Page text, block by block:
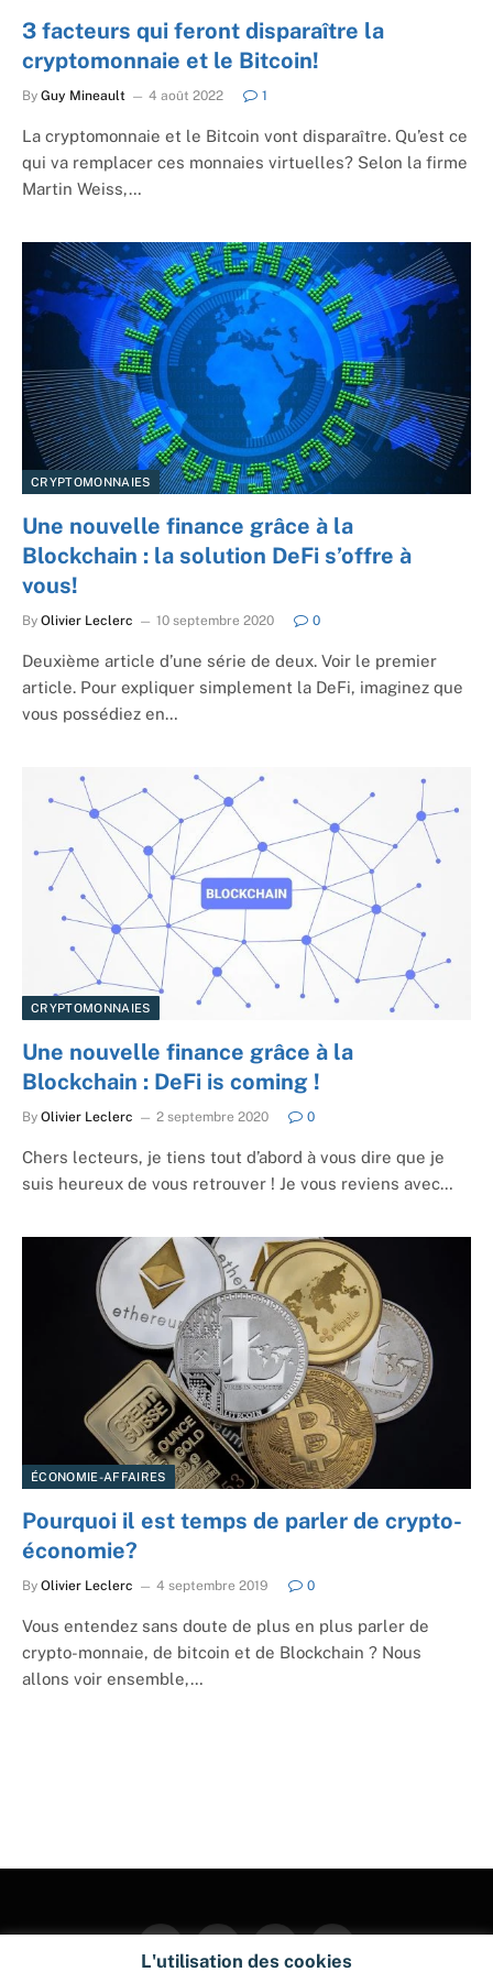
3 facteurs qui feront disparaître la
cryptomonnaie et le Bitcoin!
By Guy Mineault 4 août 2022 1
La cryptomonnaie et le Bitcoin vont disparaître. Qu’est ce
qui va remplacer ces monnaies virtuelles? Selon la firme
Martin Weiss,…
CRYPTOMONNAIES
Une nouvelle finance grâce à la
Blockchain : la solution DeFi s’offre à
vous!
By Olivier Leclerc 10 septembre 2020 0
Deuxième article d’une série de deux. Voir le premier
article. Pour expliquer simplement la DeFi, imaginez que
vous possédiez en…
CRYPTOMONNAIES
Une nouvelle finance grâce à la
Blockchain : DeFi is coming !
By Olivier Leclerc 2 septembre 2020 0
Chers lecteurs, je tiens tout d’abord à vous dire que je
suis heureux de vous retrouver ! Je vous reviens avec…
ÉCONOMIE-AFFAIRES
Pourquoi il est temps de parler de crypto-
économie?
By Olivier Leclerc 4 septembre 2019 0
Vous entendez sans doute de plus en plus parler de
crypto-monnaie, de bitcoin et de Blockchain ? Nous
allons voir ensemble,…
FacebookTwitter InstagramPinterest
L'utilisation des cookies